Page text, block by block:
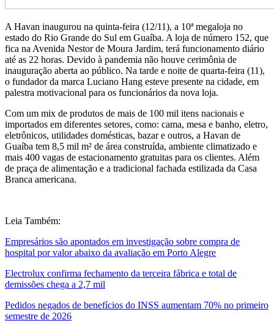
A Havan inaugurou na quinta-feira (12/11), a 10ª megaloja no
estado do Rio Grande do Sul em Guaíba. A loja de número 152, que
fica na Avenida Nestor de Moura Jardim, terá funcionamento diário
até as 22 horas. Devido à pandemia não houve cerimônia de
inauguração aberta ao público. Na tarde e noite de quarta-feira (11),
o fundador da marca Luciano Hang esteve presente na cidade, em
palestra motivacional para os funcionários da nova loja.
Com um mix de produtos de mais de 100 mil itens nacionais e
importados em diferentes setores, como: cama, mesa e banho, eletro,
eletrônicos, utilidades domésticas, bazar e outros, a Havan de
Guaíba tem 8,5 mil m² de área construída, ambiente climatizado e
mais 400 vagas de estacionamento gratuitas para os clientes. Além
de praça de alimentação e a tradicional fachada estilizada da Casa
Branca americana.
Leia Também:
Empresários são apontados em investigação sobre compra de
hospital por valor abaixo da avaliação em Porto Alegre
Electrolux confirma fechamento da terceira fábrica e total de
demissões chega a 2,7 mil
Pedidos negados de benefícios do INSS aumentam 70% no primeiro
semestre de 2026